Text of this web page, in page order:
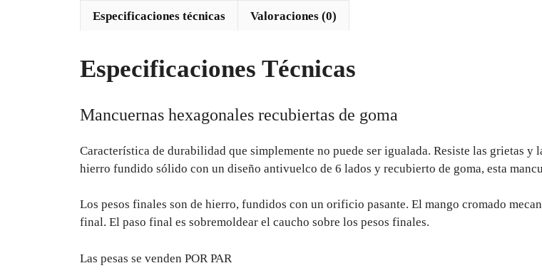
Especificaciones técnicas Valoraciones (0)
Especificaciones Técnicas
Mancuernas hexagonales recubiertas de goma
Característica de durabilidad que simplemente no puede ser igualada. Resiste las grietas
hierro fundido sólido con un diseño antivuelco de 6 lados y recubierto de goma, esta
Los pesos finales son de hierro, fundidos con un orificio pasante. El mango cromado
final. El paso final es sobremoldear el caucho sobre los pesos finales.
Las pesas se venden POR PAR